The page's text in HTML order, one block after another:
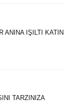
ANINA IŞILTI KATIN
TARZINIZA